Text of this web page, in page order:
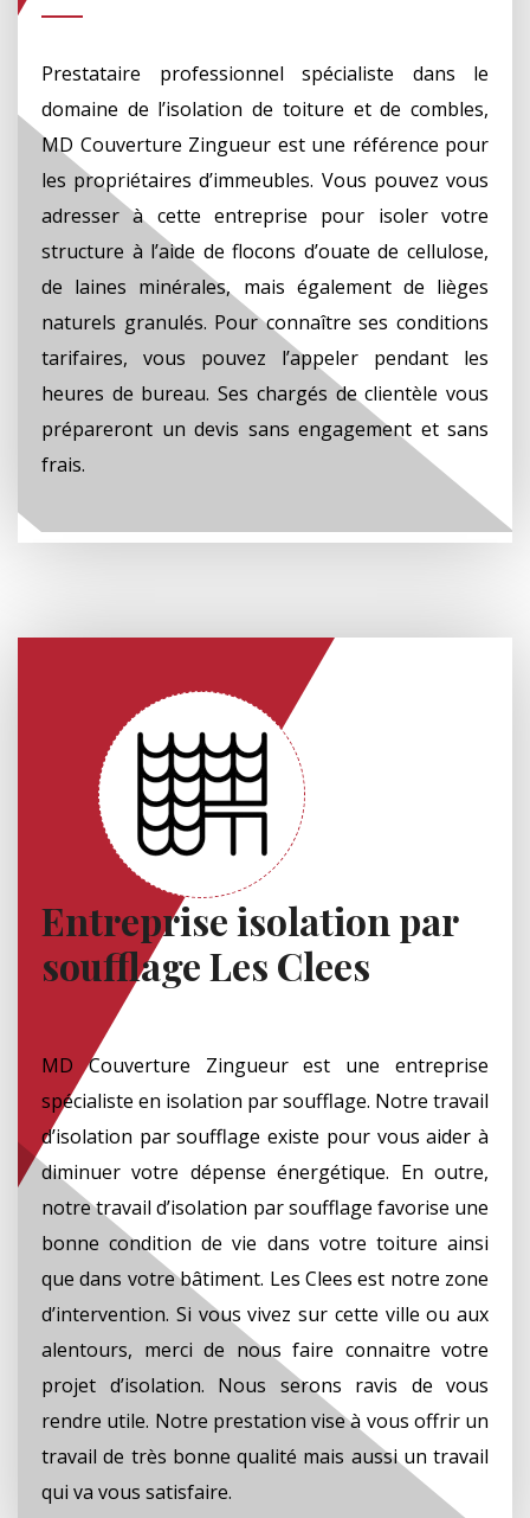
Prestataire professionnel spécialiste dans le
domaine de l’isolation de toiture et de combles,
MD Couverture Zingueur est une référence pour
les propriétaires d’immeubles. Vous pouvez vous
adresser à cette entreprise pour isoler votre
structure à l’aide de flocons d’ouate de cellulose,
de laines minérales, mais également de lièges
naturels granulés. Pour connaître ses conditions
tarifaires, vous pouvez l’appeler pendant les
heures de bureau. Ses chargés de clientèle vous
prépareront un devis sans engagement et sans
frais.
Entreprise isolation par
soufflage Les Clees
MD Couverture Zingueur est une entreprise
spécialiste en isolation par soufflage. Notre travail
d’isolation par soufflage existe pour vous aider à
diminuer votre dépense énergétique. En outre,
notre travail d’isolation par soufflage favorise une
bonne condition de vie dans votre toiture ainsi
que dans votre bâtiment. Les Clees est notre zone
d’intervention. Si vous vivez sur cette ville ou aux
alentours, merci de nous faire connaitre votre
projet d’isolation. Nous serons ravis de vous
rendre utile. Notre prestation vise à vous offrir un
travail de très bonne qualité mais aussi un travail
qui va vous satisfaire.